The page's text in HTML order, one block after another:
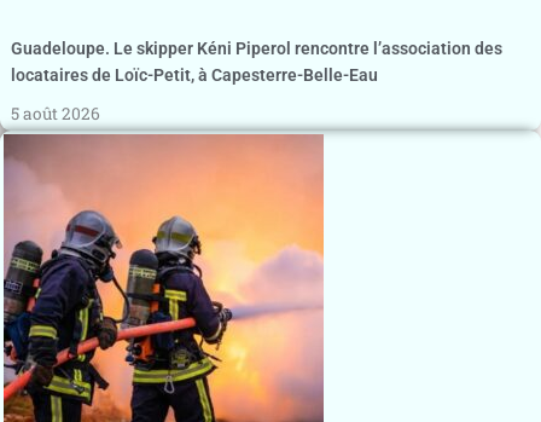
Guadeloupe. Le skipper Kéni Piperol rencontre l’association des
locataires de Loïc-Petit, à Capesterre-Belle-Eau
5 août 2026